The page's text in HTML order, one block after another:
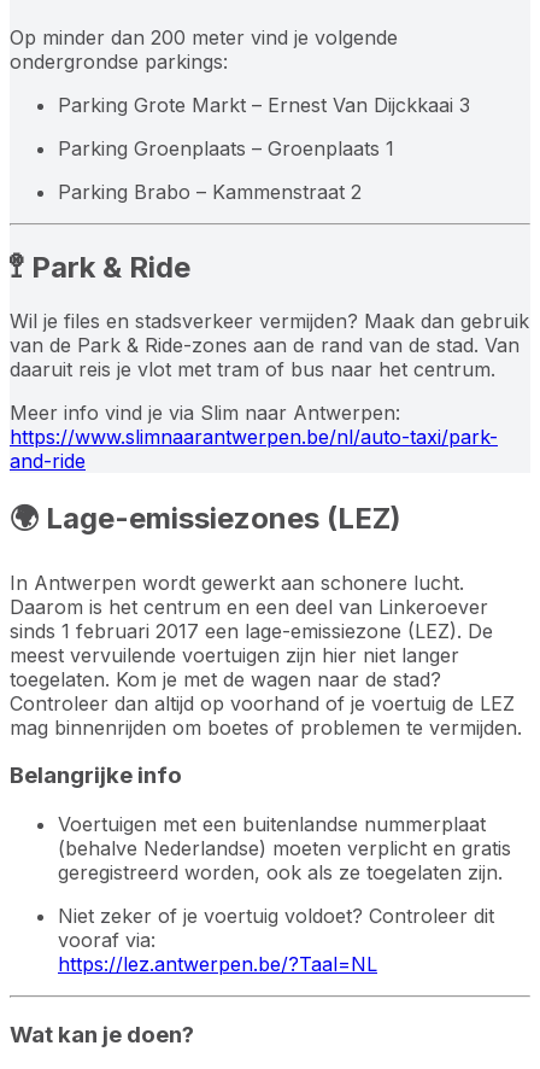
Op minder dan 200 meter vind je volgende
ondergrondse parkings:
Parking Grote Markt – Ernest Van Dijckkaai 3
Parking Groenplaats – Groenplaats 1
Parking Brabo – Kammenstraat 2
🚏 Park & Ride
Wil je files en stadsverkeer vermijden? Maak dan gebruik
van de Park & Ride-zones aan de rand van de stad. Van
daaruit reis je vlot met tram of bus naar het centrum.
Meer info vind je via Slim naar Antwerpen:
https://www.slimnaarantwerpen.be/nl/auto-taxi/park-
and-ride
🌍 Lage-emissiezones (LEZ)
In Antwerpen wordt gewerkt aan schonere lucht.
Daarom is het centrum en een deel van Linkeroever
sinds 1 februari 2017 een lage-emissiezone (LEZ). De
meest vervuilende voertuigen zijn hier niet langer
toegelaten. Kom je met de wagen naar de stad?
Controleer dan altijd op voorhand of je voertuig de LEZ
mag binnenrijden om boetes of problemen te vermijden.
Belangrijke info
Voertuigen met een buitenlandse nummerplaat
(behalve Nederlandse) moeten verplicht en gratis
geregistreerd worden, ook als ze toegelaten zijn.
Niet zeker of je voertuig voldoet? Controleer dit
vooraf via:
https://lez.antwerpen.be/?Taal=NL
Wat kan je doen?